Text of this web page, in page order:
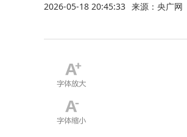
2026-05-18 20:45:33 来源：央广网